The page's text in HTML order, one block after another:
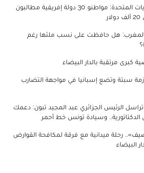
تأشيرة الدخول للولايات المتحدة: مواطنو 30 دولة إفريقية مطالبون
هل حافظت على نسب ملئها رغم
كبرى مرتقبة بالدار البيضاء
سبتة وتضع إسبانيا في مواجهة التضارب
الرئيس الجزائري عبد المجيد تبون: دعمك
وسيادة تونس خط أحمر
رحلة ميدانية مع فرقة لمكافحة القوارض
البيضاء